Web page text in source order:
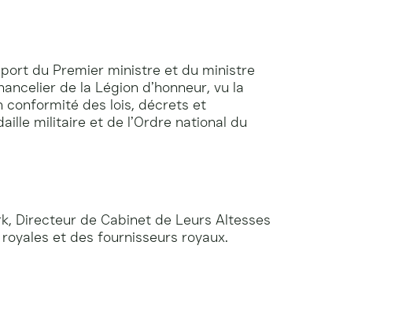
du Premier ministre et du ministre
de la Légion d’honneur, vu la
conformité des lois, décrets et
militaire et de l’Ordre national du
Directeur de Cabinet de Leurs Altesses
et des fournisseurs royaux.